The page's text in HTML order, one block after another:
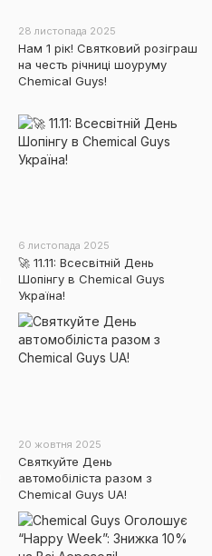
28 листопада 2025
Нам 1 рік! Святковий розіграш
на честь річниці шоуруму
Chemical Guys!
6 листопада 2025
🚀 11.11: Всесвітній День
Шопінгу в Chemical Guys
Україна!
20 жовтня 2025
Святкуйте День
автомобіліста разом з
Chemical Guys UA!